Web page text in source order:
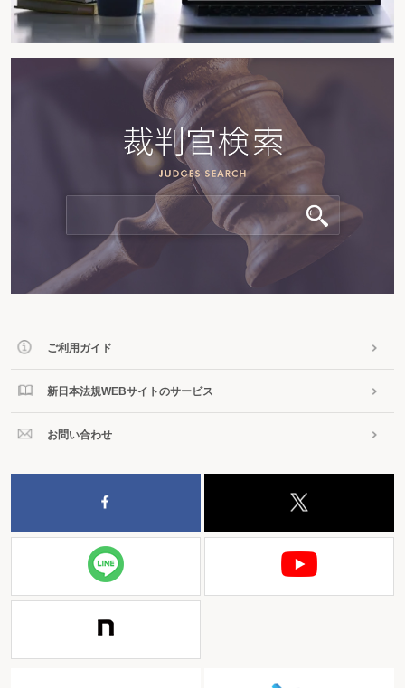
ご利用ガイド
新日本法規WEBサイトのサービス
お問い合わせ